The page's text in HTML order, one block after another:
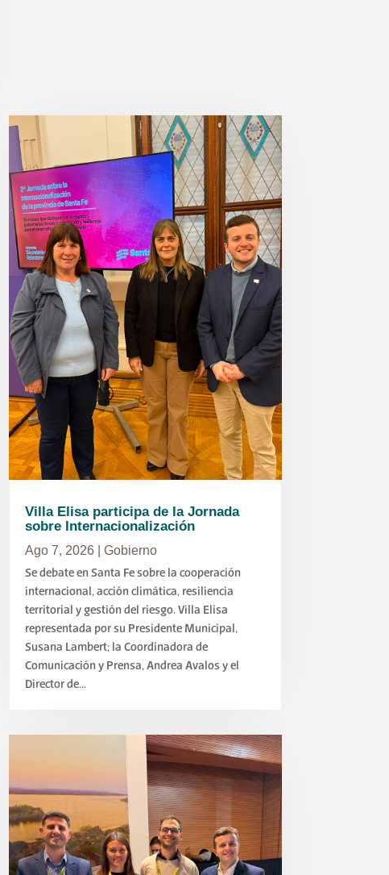
Villa Elisa participa de la Jornada
sobre Internacionalización
Ago 7, 2026| Gobierno
Se debate en Santa Fe sobre la cooperación
internacional, acción climática, resiliencia
territorial y gestión del riesgo. Villa Elisa
representada por su Presidente Municipal,
Susana Lambert; la Coordinadora de
Comunicación y Prensa, Andrea Avalos y el
Director de...